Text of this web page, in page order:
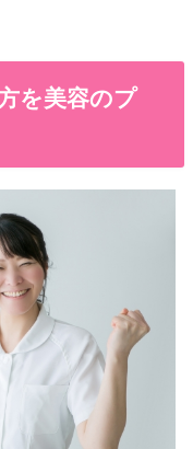
を美容のプ